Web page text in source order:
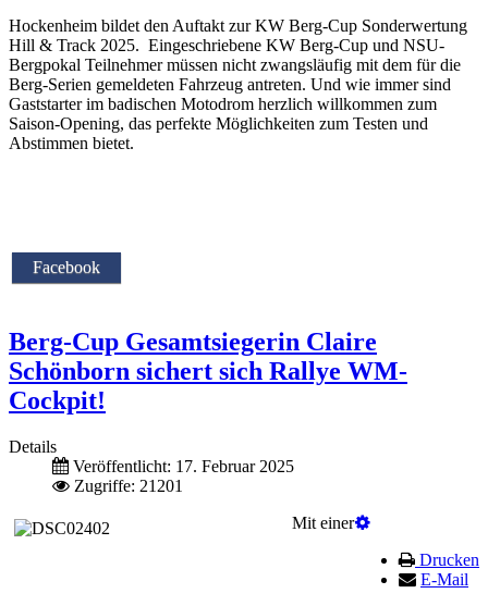
Hockenheim bildet den Auftakt zur KW Berg-Cup Sonderwertung
Hill & Track 2025. Eingeschriebene KW Berg-Cup und NSU-
Bergpokal Teilnehmer müssen nicht zwangsläufig mit dem für die
Berg-Serien gemeldeten Fahrzeug antreten. Und wie immer sind
Gaststarter im badischen Motodrom herzlich willkommen zum
Saison-Opening, das perfekte Möglichkeiten zum Testen und
Abstimmen bietet.
Facebook
Berg-Cup Gesamtsiegerin Claire
Schönborn sichert sich Rallye WM-
Cockpit!
Details
Veröffentlicht: 17. Februar 2025
Zugriffe: 21201
Drucken
E-Mail
Mit einer